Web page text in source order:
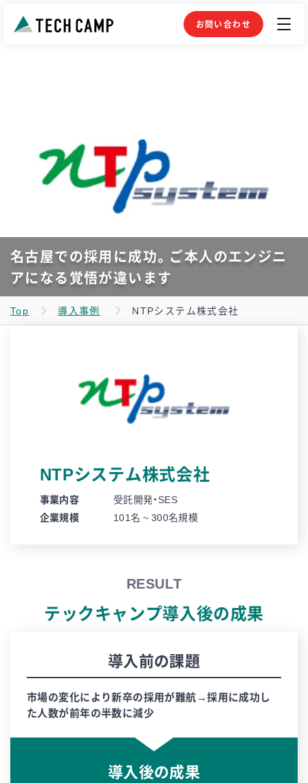
お問い合わせ
名古屋での採用に成功。ご本人のエンジニ
アになる覚悟が違います
Top 導入事例 NTPシステム株式会社
NTPシステム株式会社
事業内容
受託開発・SES
企業規模
101名 ~ 300名規模
RESULT
テックキャンプ導入後の成果
導入前の課題
市場の変化により新卒の採用が難航→採用に成功し
た人数が前年の半数に減少
導入後の成果